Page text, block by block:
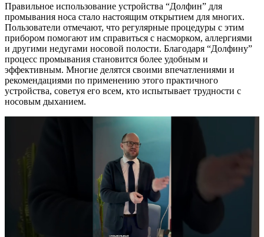
Правильное использование устройства “Долфин” для
промывания носа стало настоящим открытием для многих.
Пользователи отмечают, что регулярные процедуры с этим
прибором помогают им справиться с насморком, аллергиями
и другими недугами носовой полости. Благодаря “Долфину”
процесс промывания становится более удобным и
эффективным. Многие делятся своими впечатлениями и
рекомендациями по применению этого практичного
устройства, советуя его всем, кто испытывает трудности с
носовым дыханием.